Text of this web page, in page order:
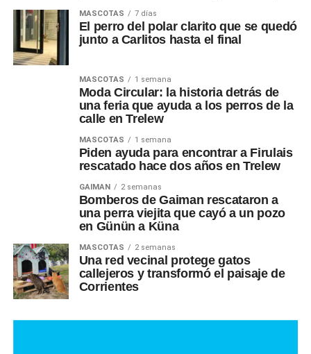
MASCOTAS 7 días
El perro del polar clarito que se quedó
junto a Carlitos hasta el final
MASCOTAS 1 semana
Moda Circular: la historia detrás de
una feria que ayuda a los perros de la
calle en Trelew
MASCOTAS 1 semana
Piden ayuda para encontrar a Firulais
rescatado hace dos años en Trelew
GAIMAN 2 semanas
Bomberos de Gaiman rescataron a
una perra viejita que cayó a un pozo
en Günün a Küna
MASCOTAS 2 semanas
Una red vecinal protege gatos
callejeros y transformó el paisaje de
Corrientes